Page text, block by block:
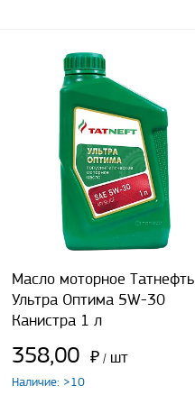
Масло моторное Татнефть
Ультра Оптима 5W-30
Канистра 1 л
358,00 ₽ / шт
Наличие: >10